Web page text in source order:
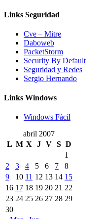
Links Seguridad
Cve – Mitre
Daboweb
PacketStorm
Security By Default
Seguridad y Redes
Sergio Hernando
Links Windows
Windows Fácil
abril 2007
L M X J V S D
1
2
3 4 5 6 7
8
9
10 11 12 13 14 15
16 17 18 19 20 21 22
23 24 25 26 27 28 29
30